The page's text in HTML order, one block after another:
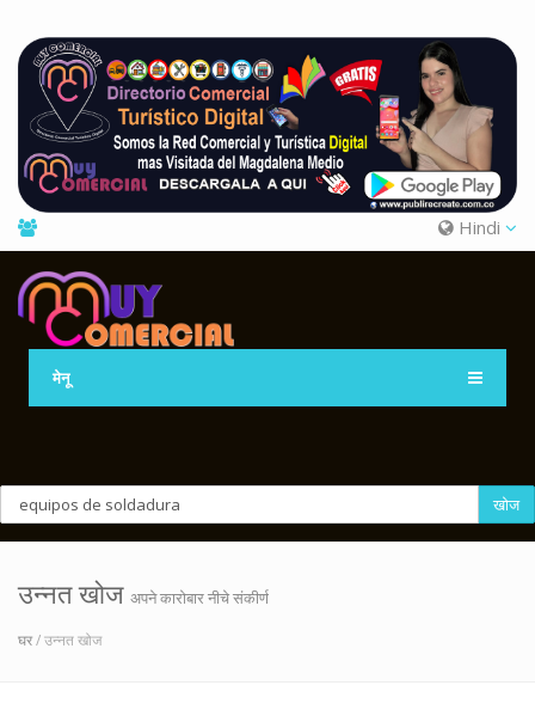
Hindi
मेनू
खोज
उन्नत खोज अपने कारोबार नीचे संकीर्ण
घर/ उन्नत खोज